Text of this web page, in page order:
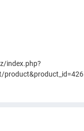
index.php?
product&product_id=426